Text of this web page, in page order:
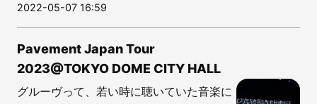
2022-05-07 16:59
Pavement Japan Tour
2023@TOKYO DOME CITY HALL
グルーヴって、若い時に聴いていた音楽に